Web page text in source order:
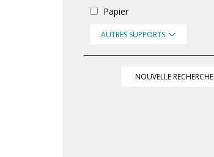
Papier
AUTRES SUPPORTS
NOUVELLE RECHERCHE